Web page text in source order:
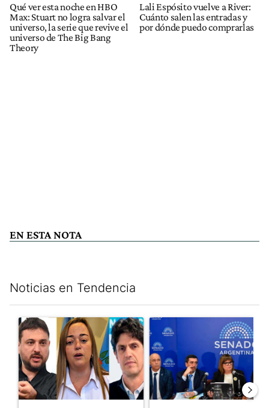
Qué ver esta noche en HBO
Max: Stuart no logra salvar el
universo, la serie que revive el
universo de The Big Bang
Theory
Lali Espósito vuelve a River:
Cuánto salen las entradas y
por dónde puedo comprarlas
EN ESTA NOTA
Noticias en Tendencia
Un artículo de tendencia con el título "Grabois, Moreau y
Un artículo de tendencia con